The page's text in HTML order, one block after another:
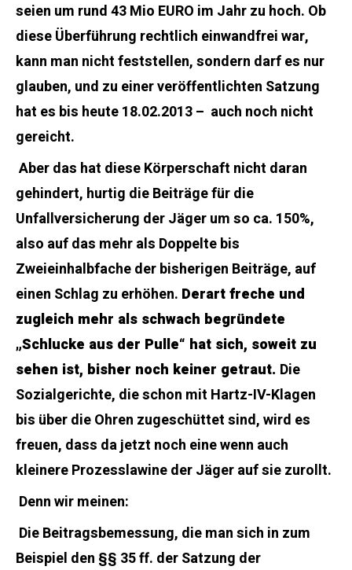
seien um rund 43 Mio EURO im Jahr zu hoch. Ob
diese Überführung rechtlich einwandfrei war,
kann man nicht feststellen, sondern darf es nur
glauben, und zu einer veröffentlichten Satzung
hat es bis heute 18.02.2013 – auch noch nicht
gereicht.
Aber das hat diese Körperschaft nicht daran
gehindert, hurtig die Beiträge für die
Unfallversicherung der Jäger um so ca. 150%,
also auf das mehr als Doppelte bis
Zweieinhalbfache der bisherigen Beiträge, auf
einen Schlag zu erhöhen. Derart freche und
zugleich mehr als schwach begründete
„Schlucke aus der Pulle“ hat sich, soweit zu
sehen ist, bisher noch keiner getraut. Die
Sozialgerichte, die schon mit Hartz-IV-Klagen
bis über die Ohren zugeschüttet sind, wird es
freuen, dass da jetzt noch eine wenn auch
kleinere Prozesslawine der Jäger auf sie zurollt.
Denn wir meinen:
Die Beitragsbemessung, die man sich in zum
Beispiel den §§ 35 ff. der Satzung der